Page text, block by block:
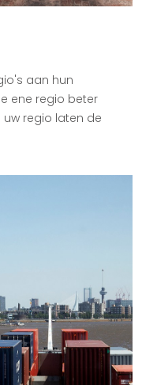
aan hun
ene regio beter
regio laten de